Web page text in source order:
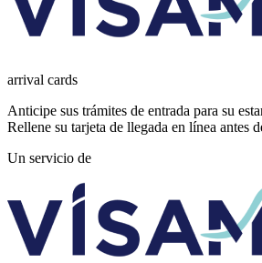
arrival cards
Anticipe sus trámites de entrada para su
Rellene su tarjeta de llegada en línea antes
Un servicio de